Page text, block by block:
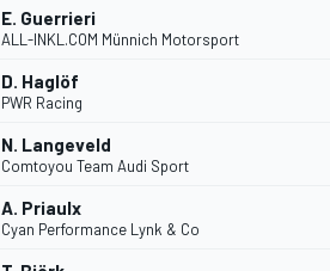
E. Guerrieri
ALL-INKL.COM Münnich Motorsport
D. Haglöf
PWR Racing
N. Langeveld
Comtoyou Team Audi Sport
A. Priaulx
Cyan Performance Lynk & Co